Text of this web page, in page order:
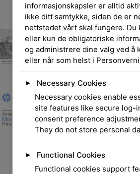
informasjonskapsler er alltid
ikke ditt samtykke, siden de er
nettstedet vårt skal fungere. Du
eller kun de obligatoriske
og administrere dine valg ved å
eller når som helst i
► Necessary Cookies
Necessary cookies enable
site features like secure log-
consent preference
They do not store personal
►
Functional Cookies
Functional cookies support